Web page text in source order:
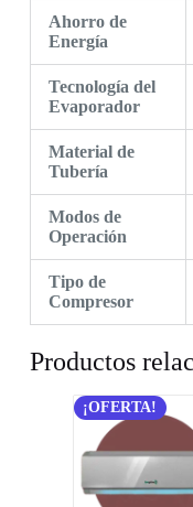
Ahorro de
Energía
Tecnología del
Evaporador
Material de
Tubería
Modos de
Operación
Tipo de
Compresor
Productos
¡OFERTA!